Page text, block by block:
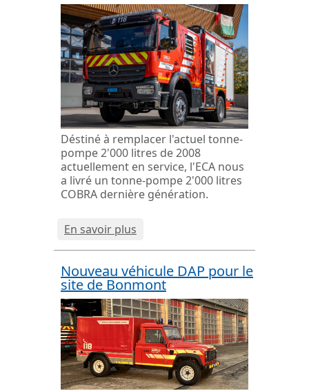
Déstiné à remplacer l'actuel tonne-
pompe 2'000 litres de 2008
actuellement en service, l'ECA nous
a livré un tonne-pompe 2'000 litres
COBRA dernière génération.
En savoir plus
Nouveau véhicule DAP pour le
site de Bonmont